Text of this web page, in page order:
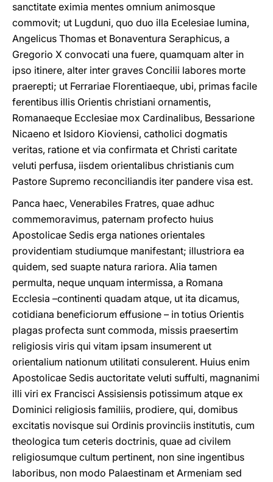
sanctitate eximia mentes omnium animosque
commovit; ut Lugduni, quo duo illa Ecelesiae lumina,
Angelicus Thomas et Bonaventura Seraphicus, a
Gregorio X convocati una fuere, quamquam alter in
ipso itinere, alter inter graves Concilii labores morte
praerepti; ut Ferrariae Florentiaeque, ubi, primas facile
ferentibus illis Orientis christiani ornamentis,
Romanaeque Ecclesiae mox Cardinalibus, Bessarione
Nicaeno et Isidoro Kioviensi, catholici dogmatis
veritas, ratione et via confirmata et Christi caritate
veluti perfusa, iisdem orientalibus christianis cum
Pastore Supremo reconciliandis iter pandere visa est.
Panca haec, Venerabiles Fratres, quae adhuc
commemoravimus, paternam profecto huius
Apostolicae Sedis erga nationes orientales
providentiam studiumque manifestant; illustriora ea
quidem, sed suapte natura rariora. Alia tamen
permulta, neque unquam intermissa, a Romana
Ecclesia –continenti quadam atque, ut ita dicamus,
cotidiana beneficiorum effusione – in totius Orientis
plagas profecta sunt commoda, missis praesertim
religiosis viris qui vitam ipsam insumerent ut
orientalium nationum utilitati consulerent. Huius enim
Apostolicae Sedis auctoritate veluti suffulti, magnanimi
illi viri ex Francisci Assisiensis potissimum atque ex
Dominici religiosis familiis, prodiere, qui, domibus
excitatis novisque sui Ordinis provinciis institutis, cum
theologica tum ceteris doctrinis, quae ad civilem
religiosumque cultum pertinent, non sine ingentibus
laboribus, non modo Palaestinam et Armeniam sed